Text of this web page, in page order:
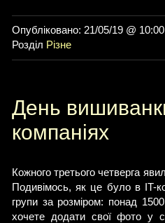
Опубліковано: 21/05/19 @ 10:00
Розділ Різне
День
компаніях
Кожного третього четверга
Подивімось, як це було в IT-
групи за розміром: понад
хочете додати свої фото у